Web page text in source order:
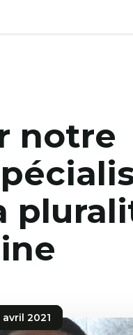
notre
avril 2021